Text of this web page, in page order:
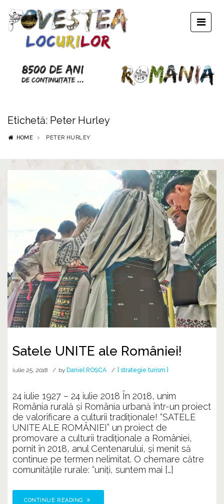
Etichetă: Peter Hurley
HOME PETER HURLEY
Satele UNITE ale României!
iulie 25, 2018 by Daniel ROȘCA [ strategie turism ]
24 iulie 1927 – 24 iulie 2018 În 2018, unim
România rurală și România urbană într-un proiect
de valorificare a culturii tradiționale! “SATELE
UNITE ALE ROMÂNIEI” un proiect de
promovare a culturii tradiționale a României,
pornit în 2018, anul Centenarului, și menit să
continue pe termen nelimitat. O chemare către
comunitățile rurale: “uniți, suntem mai […]
CONTINUE READING